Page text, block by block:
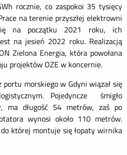
rocznie, co zaspokoi 35 tysięcy
na terenie przyszłej elektrowni
na początku 2021 roku, ich
na jesień 2022 roku. Realizacją
Zielona Energia, która powołana
projektów OZE w koncernie.
morskiego w Gdyni wiązał się
Pojedyncze śmigło
ma długość 54 metrów, zaś po
wynosi około 110 metrów.
której montuje się łopaty wirnika